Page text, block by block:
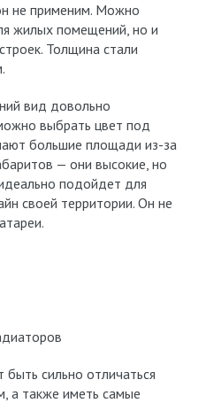
не применим. Можно
жилых помещений, но и
Толщина стали
вид довольно
выбрать цвет под
большие площади из-за
— они высокие, но
подойдет для
своей территории. Он не
сильно отличаться
а также иметь самые